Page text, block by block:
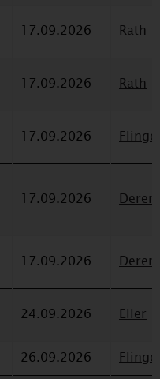
17.09.2026 Rath
17.09.2026 Rath
17.09.2026
17.09.2026
17.09.2026
24.09.2026 Eller
26.09.2026